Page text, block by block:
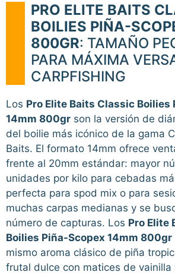
PRO ELITE BAITS
BOILIES PIÑA-
800GR: TAMAÑO
PARA MÁXIMA
CARPFISHING
Los Pro Elite Baits Classic Boilies
14mm 800gr son la versión de
del boilie más icónico de la gama
Baits. El formato 14mm ofrece
frente al 20mm estándar: mayor
unidades por kilo para cebadas
perfecta para spod mix o para
muchas carpas medianas y se
número de capturas. Los Pro Elite
Boilies Piña-Scopex 14mm 800gr
mismo aroma clásico de piña
frutal dulce con matices de